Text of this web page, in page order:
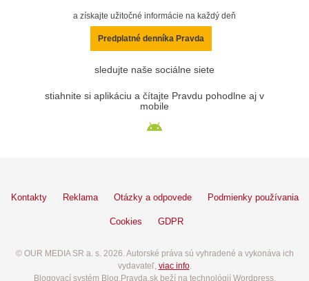
a získajte užitočné informácie na každý deň
Predplatné denníka Pravda
sledujte naše sociálne siete
stiahnite si aplikáciu a čítajte Pravdu pohodlne aj v
mobile
Kontakty Reklama Otázky a odpovede Podmienky používania
Cookies GDPR
© OUR MEDIA SR a. s. 2026. Autorské práva sú vyhradené a vykonáva ich
vydavateľ, viac info.
Blogovací systém Blog.Pravda.sk beží na technológií Wordpress.